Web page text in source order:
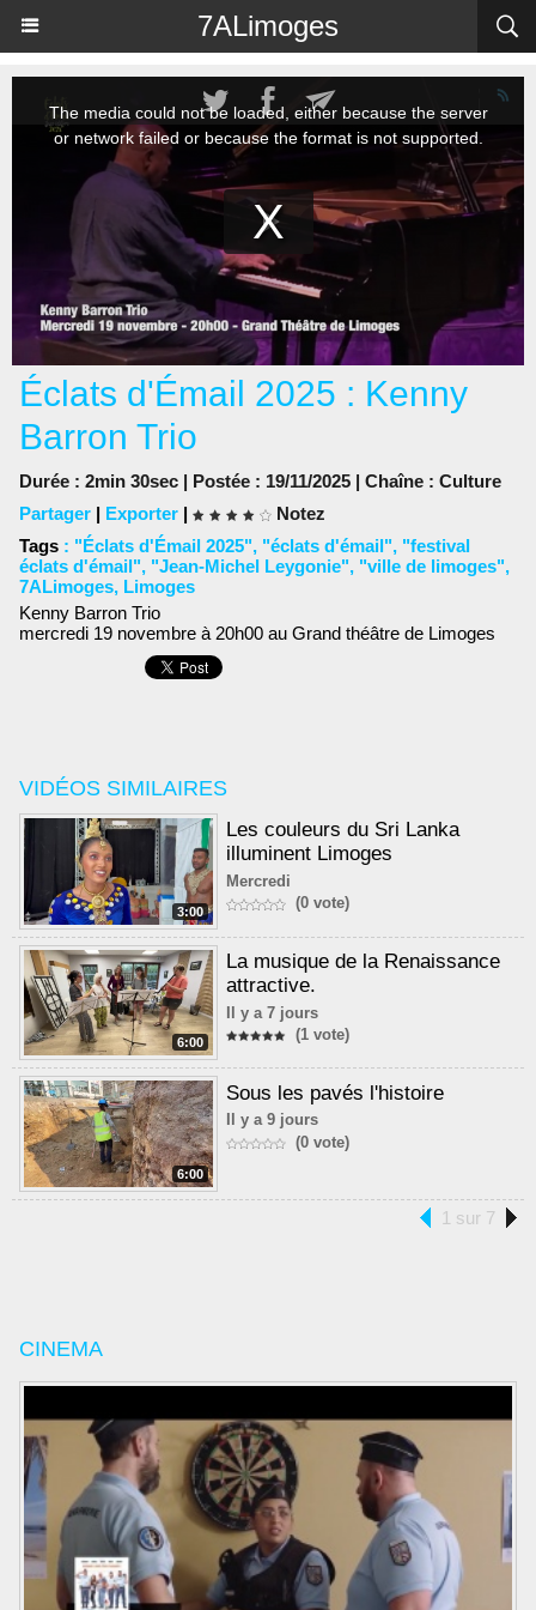
7ALimoges
VIDÉOS SIMILAIRES
3:00
Les couleurs du Sri Lanka
illuminent Limoges
Mercredi
(0 vote)
6:00
La musique de la Renaissance
attractive.
Il y a 7 jours
(1 vote)
6:00
Sous les pavés l'histoire
Il y a 9 jours
(0 vote)
1 sur 7
CINEMA
Éclats d'Émail 2025 : Kenny
Barron Trio
Durée : 2min 30sec | Postée : 19/11/2025 | Chaîne : Culture
Partager | Exporter |
Notez
Tags : "Éclats d'Émail 2025", "éclats d'émail", "festival
éclats d'émail", "Jean-Michel Leygonie", "ville de limoges",
7ALimoges, Limoges
Kenny Barron Trio
mercredi 19 novembre à 20h00 au Grand théâtre de Limoges